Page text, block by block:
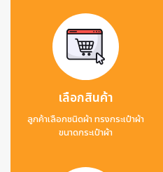
เลือกสินค้า
ลูกค้าเลือกชนิดผ้า ทรงกระเป๋าผ้า
ขนาดกระเป๋าผ้า